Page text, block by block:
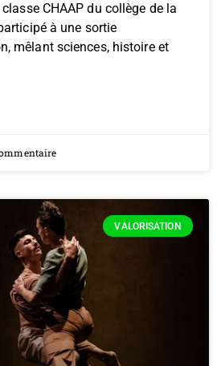
CHAAP du collège de la
à une sortie
mêlant sciences, histoire et
VALORISATION